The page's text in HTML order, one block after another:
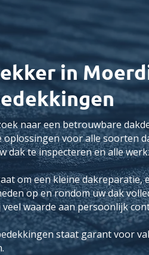
in
naar een betrouwbare
oplossingen voor alle soorten
dak te inspecteren en alle
om een kleine dakreparatie,
op en rondom uw dak
waarde aan persoonlijk
staat garant voor